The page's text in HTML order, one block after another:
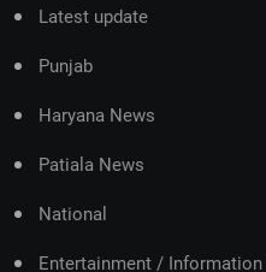
Latest update
Punjab
Haryana News
Patiala News
National
Entertainment / Information